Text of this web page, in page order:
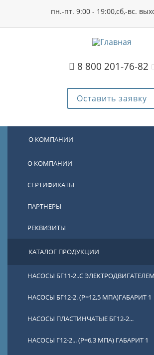
пн.-пт. 9:00 - 19:00,сб,-вс.
8 800 201-76-82
Оставить заявку
О КОМПАНИИ
О КОМПАНИИ
СЕРТИФИКАТЫ
ПАРТНЕРЫ
РЕКВИЗИТЫ
КАТАЛОГ ПРОДУКЦИИ
НАСОСЫ БГ11-2..С ЭЛЕКТРОДВИГАТЕЛЕМ
НАСОСЫ БГ12-2. (Р=12,5 МПА)ГАБАРИТ 1
НАСОСЫ ПЛАСТИНЧАТЫЕ БГ12-2...
НАСОСЫ Г12-2... (Р=6,3 МПА) ГАБАРИТ 1